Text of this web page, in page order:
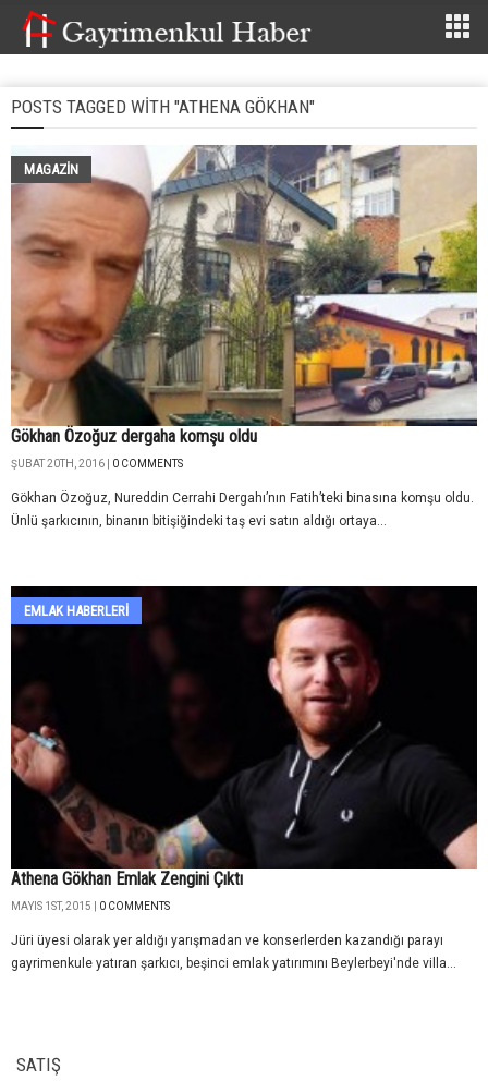
POSTS TAGGED WITH "ATHENA GÖKHAN"
MAGAZİN
Gökhan Özoğuz dergaha komşu oldu
ŞUBAT 20TH, 2016 | 0 COMMENTS
Gökhan Özoğuz, Nureddin Cerrahi Dergahı’nın Fatih’teki binasına komşu oldu.
Ünlü şarkıcının, binanın bitişiğindeki taş evi satın aldığı ortaya...
EMLAK HABERLERI
Athena Gökhan Emlak Zengini Çıktı
MAYIS 1ST, 2015 | 0 COMMENTS
Jüri üyesi olarak yer aldığı yarışmadan ve konserlerden kazandığı parayı
gayrimenkule yatıran şarkıcı, beşinci emlak yatırımını Beylerbeyi'nde villa...
SATIŞ